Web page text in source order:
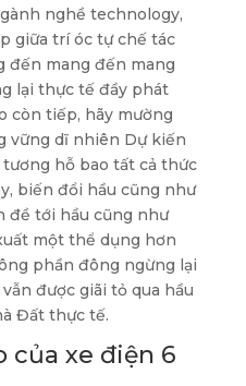
nghề technology,
giữa trí óc tự chế tác
đến mang đến mang
lại thực tế đầy phát
còn tiếp, hãy mường
vững dĩ nhiên Dự kiến
hỗ bao tất cả thức
biến đổi hầu cũng như
đề tới hầu cũng như
một thể dụng hơn
phần đông ngừng lại
được giãi tỏ qua hầu
Đất thực tế.
của xe điện 6